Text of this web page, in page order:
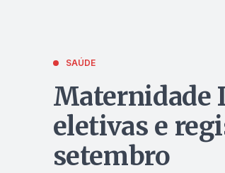
SAÚDE
Maternidade
eletivas e
setembro